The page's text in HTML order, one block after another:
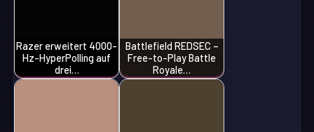
Razer erweitert 4000-
Hz-HyperPolling auf
drei…
Battlefield REDSEC –
Free-to-Play Battle
Royale…